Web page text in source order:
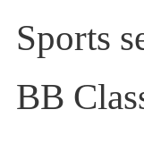
Sports
BB